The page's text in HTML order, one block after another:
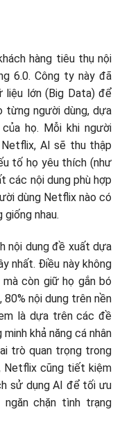
hàng tiêu thụ nội
6.0. Công ty này đã
liệu lớn (Big Data) để
từng người dùng, dựa
họ. Mỗi khi người
AI sẽ thu thập
tố họ yêu thích (như
các nội dung phù hợp
dùng Netflix nào có
nhau.
nội dung đề xuất dựa
nhất. Điều này không
còn giữ họ gắn bó
80% nội dung trên nền
là dựa trên các đề
khả năng cá nhân
trò quan trọng trong
Netflix cũng tiết kiệm
sử dụng AI để tối ưu
chặn tình trạng